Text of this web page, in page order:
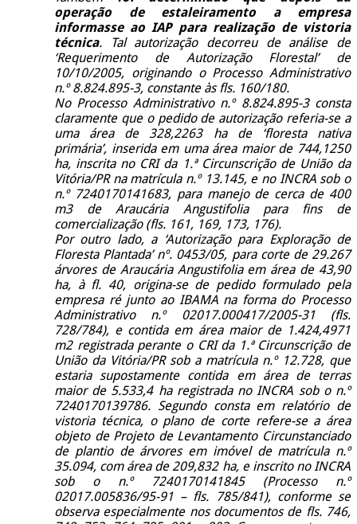
operação de estaleiramento a empresa
informasse ao IAP para realização de vistoria
técnica. Tal autorização decorreu de análise de
‘Requerimento de Autorização Florestal’ de
10/10/2005, originando o Processo Administrativo
n.º 8.824.895-3, constante às fls. 160/180.
No Processo Administrativo n.º 8.824.895-3 consta
claramente que o pedido de autorização referia-se a
uma área de 328,2263 ha de ‘floresta nativa
primária’, inserida em uma área maior de 744,1250
ha, inscrita no CRI da 1.ª Circunscrição de União da
Vitória/PR na matrícula n.º 13.145, e no INCRA sob o
n.º 7240170141683, para manejo de cerca de 400
m3 de Araucária Angustifolia para fins de
comercialização (fls. 161, 169, 173, 176).
Por outro lado, a ‘Autorização para Exploração de
Floresta Plantada’ nº. 0453/05, para corte de 29.267
árvores de Araucária Angustifolia em área de 43,90
ha, à fl. 40, origina-se de pedido formulado pela
empresa ré junto ao IBAMA na forma do Processo
Administrativo n.º 02017.000417/2005-31 (fls.
728/784), e contida em área maior de 1.424,4971
m2 registrada perante o CRI da 1.ª Circunscrição de
União da Vitória/PR sob a matrícula n.º 12.728, que
estaria supostamente contida em área de terras
maior de 5.533,4 ha registrada no INCRA sob o n.º
7240170139786. Segundo consta em relatório de
vistoria técnica, o plano de corte refere-se a área
objeto de Projeto de Levantamento Circunstanciado
de plantio de árvores em imóvel de matrícula n.º
35.094, com área de 209,832 ha, e inscrito no INCRA
sob o n.º 7240170141845 (Processo n.º
02017.005836/95-91 – fls. 785/841), conforme se
observa especialmente nos documentos de fls. 746,